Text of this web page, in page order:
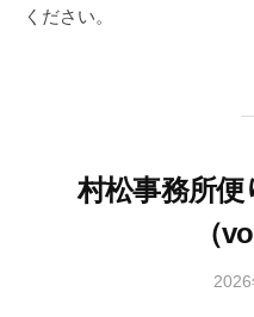
ください。
村松事務所
（
2026